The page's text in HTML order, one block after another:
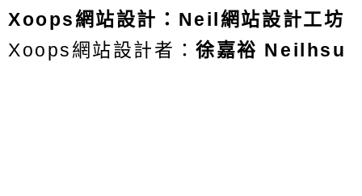
Xoops網站設計 ： Neil網站設計工坊
Xoops網站設計者：徐嘉裕 Neilhsu